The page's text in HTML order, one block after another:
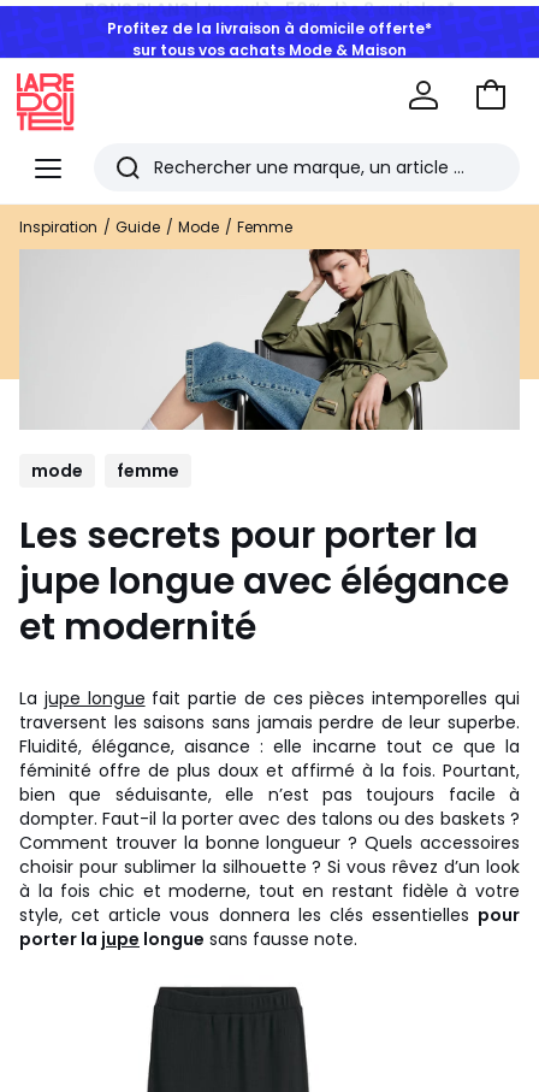
Profitez de la livraison à domicile offerte*
sur tous vos achats Mode & Maison
Menu
Redoute
Rechercher
Les
derniers
Aller
Inspiration Guide Mode Femme
mode femme
Les secrets pour porter la
jupe longue avec élégance
et modernité
La jupe longue fait partie de ces pièces intemporelles qui
traversent les saisons sans jamais perdre de leur superbe.
Fluidité, élégance, aisance : elle incarne tout ce que la
féminité offre de plus doux et affirmé à la fois. Pourtant,
bien que séduisante, elle n’est pas toujours facile à
dompter. Faut-il la porter avec des talons ou des baskets ?
Comment trouver la bonne longueur ? Quels accessoires
choisir pour sublimer la silhouette ? Si vous rêvez d’un look
à la fois chic et moderne, tout en restant fidèle à votre
style, cet article vous donnera les clés essentielles pour
porter la jupe longue sans fausse note.